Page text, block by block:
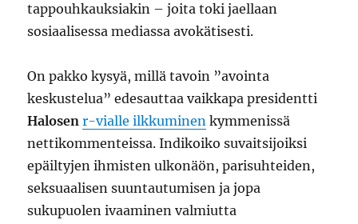
tappouhkauksiakin – joita toki jaellaan
sosiaalisessa mediassa avokätisesti.
On pakko kysyä, millä tavoin ”avointa
keskustelua” edesauttaa vaikkapa presidentti
Halosen r-vialle ilkkuminen kymmenissä
nettikommenteissa. Indikoiko suvaitsijoiksi
epäiltyjen ihmisten ulkonäön, parisuhteiden,
seksuaalisen suuntautumisen ja jopa
sukupuolen ivaaminen valmiutta